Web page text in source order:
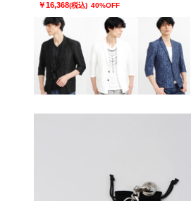
￥16,368(税込) 40%OFF